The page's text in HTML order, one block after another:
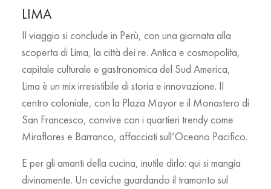
LIMA
Il viaggio si conclude in Perù, con una giornata alla
scoperta di Lima, la città dei re. Antica e cosmopolita,
capitale culturale e gastronomica del Sud America,
Lima è un mix irresistibile di storia e innovazione. Il
centro coloniale, con la Plaza Mayor e il Monastero di
San Francesco, convive con i quartieri trendy come
Miraflores e Barranco, affacciati sull’Oceano Pacifico.
E per gli amanti della cucina, inutile dirlo: qui si mangia
divinamente. Un ceviche guardando il tramonto sul